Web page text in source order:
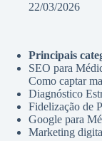
22/03/2026
Principais
SEO para
Como captar
Diagnóstico
Fidelização de
Google para
Marketing